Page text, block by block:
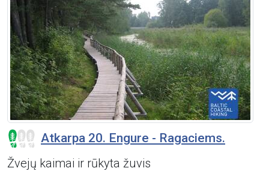
Atkarpa 20. Engure - Ragaciems.
Žvejų kaimai ir rūkyta žuvis